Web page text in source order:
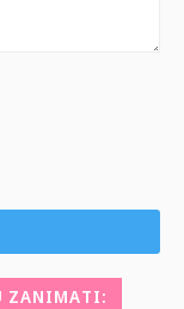
ZANIMATI: